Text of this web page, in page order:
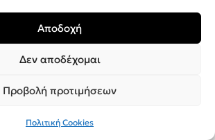
Αποδοχή
Δεν αποδέχομαι
Προβολή προτιμήσεων
Πολιτική Cookies